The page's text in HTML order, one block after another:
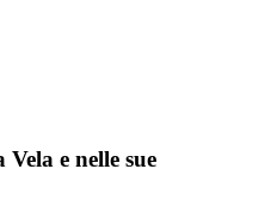
e nelle sue